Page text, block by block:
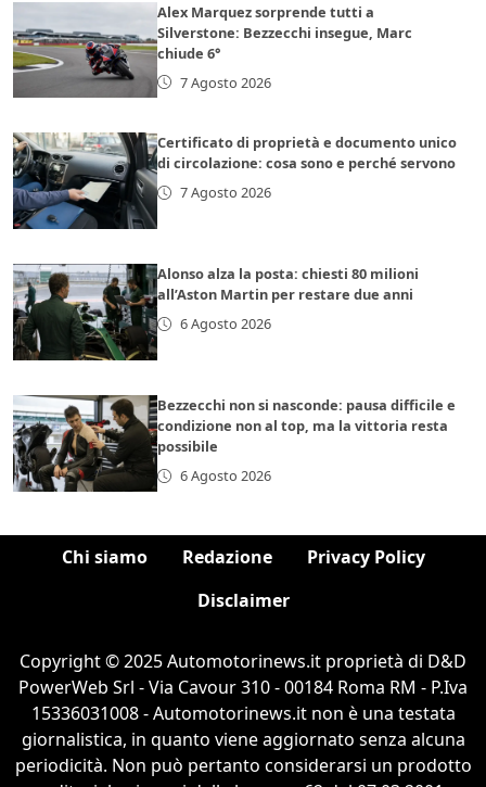
Alex Marquez sorprende tutti a
Silverstone: Bezzecchi insegue, Marc
chiude 6°
7 Agosto 2026
Certificato di proprietà e documento unico
di circolazione: cosa sono e perché servono
7 Agosto 2026
Alonso alza la posta: chiesti 80 milioni
all’Aston Martin per restare due anni
6 Agosto 2026
Bezzecchi non si nasconde: pausa difficile e
condizione non al top, ma la vittoria resta
possibile
6 Agosto 2026
Chi siamo Redazione
Privacy Policy
Disclaimer
Copyright © 2025 Automotorinews.it proprietà di D&D
PowerWeb Srl - Via Cavour 310 - 00184 Roma RM - P.Iva
15336031008 - Automotorinews.it non è una testata
giornalistica, in quanto viene aggiornato senza alcuna
periodicità. Non può pertanto considerarsi un prodotto